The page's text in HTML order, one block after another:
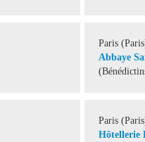
Paris
Abbaye
Paris
Hôtellerie